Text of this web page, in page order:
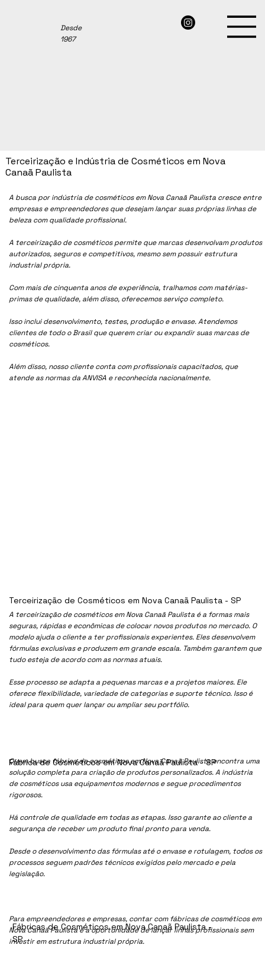
Desde
1967
A busca por indústria de cosméticos emNova Canaã Paulista cresce entre
empresas e empreendedores que desejam lançar suas próprias linhas de
beleza com qualidade profissional.
A terceirização de cosméticos permite que marcas desenvolvam produtos
autorizados, seguros e competitivos, mesmo sem possuir estrutura
industrial própria.
Com mais de cinquenta anos de experiência, tralhamos com matérias-
primas de qualidade, além disso, oferecemos serviço completo.
Isso inclui desenvolvimento, testes, produção e envase. Atendemos
clientes de todo o Brasil que querem criar ou expandir suas marcas de
cosméticos.
Além disso, nosso cliente conta com profissionais capacitados, que
atende as normas da ANVISA e reconhecida nacionalmente.
A terceirização de cosméticos em Nova Canaã Paulista é a formas mais
seguras, rápidas e econômicas de colocar novos produtos no mercado. O
modelo ajuda o cliente a ter profissionais experientes. Eles desenvolvem
fórmulas exclusivas e produzem em grande escala. Também garantem que
tudo esteja de acordo com as normas atuais.
Esse processo se adapta a pequenas marcas e a projetos maiores. Ele
oferece flexibilidade, variedade de categorias e suporte técnico. Isso é
ideal para quem quer lançar ou ampliar seu portfólio.
Quem busca fábrica de cosméticos em Nova Canaã Paulista encontra uma
solução completa para criação de produtos personalizados. A indústria
de cosméticos usa equipamentos modernos e segue procedimentos
rigorosos.
Há controle de qualidade em todas as etapas. Isso garante ao cliente a
segurança de receber um produto final pronto para venda.
Desde o desenvolvimento das fórmulas até o envase e rotulagem, todos os
processos seguem padrões técnicos exigidos pelo mercado e pela
legislação.
Para empreendedores e empresas, contar com fábricas de cosméticos em
Nova Canaã Paulista é a oportunidade de lançar linhas profissionais sem
investir em estrutura industrial própria.
Terceirização e Indústria de Cosméticos em Nova
Canaã Paulista
Fábrica de Cosméticos em Nova Canaã Paulista - SP
Terceirização de Cosméticos em Nova Canaã Paulista - SP
Fábricas de Cosméticos em Nova Canaã Paulista -
SP